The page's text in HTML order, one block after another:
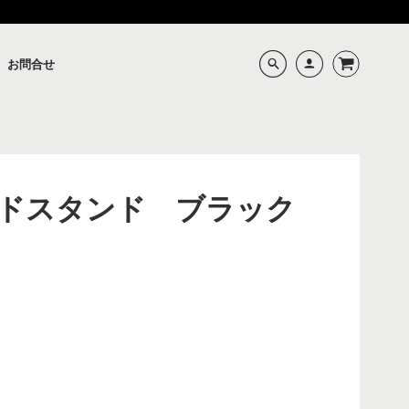
お問合せ
スタンド ブラック